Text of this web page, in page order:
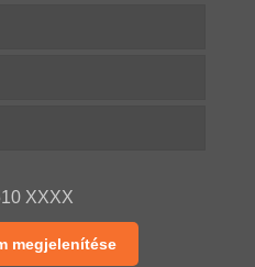
XXXX
megjelenítése